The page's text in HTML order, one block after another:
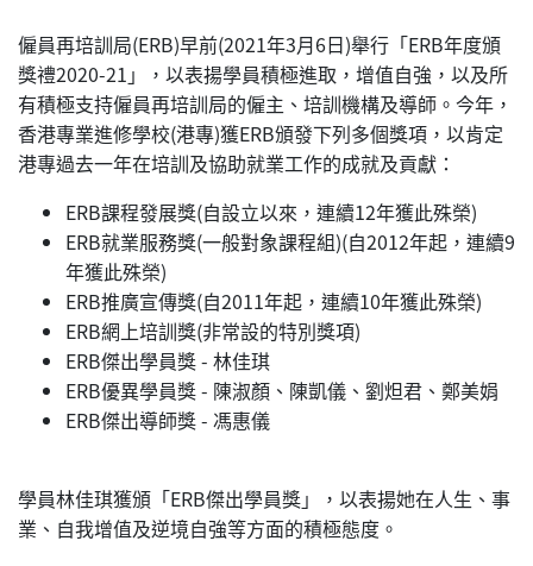
僱員再培訓局(ERB)早前(2021年3月6日)舉行「ERB年度頒
獎禮2020-21」，以表揚學員積極進取，增值自強，以及所
有積極支持僱員再培訓局的僱主、培訓機構及導師。今年，
香港專業進修學校(港專)獲ERB頒發下列多個獎項，以肯定
港專過去一年在培訓及協助就業工作的成就及貢獻：
ERB課程發展獎(自設立以來，連續12年獲此殊榮)
ERB就業服務獎(一般對象課程組)(自2012年起，連續9
年獲此殊榮)
ERB推廣宣傳獎(自2011年起，連續10年獲此殊榮)
ERB網上培訓獎(非常設的特別獎項)
ERB傑出學員獎 - 林佳琪
ERB優異學員獎 - 陳淑顏、陳凱儀、劉炟君、鄭美娟
ERB傑出導師獎 - 馮惠儀
學員林佳琪獲頒「ERB傑出學員獎」，以表揚她在人生、事
業、自我增值及逆境自強等方面的積極態度。